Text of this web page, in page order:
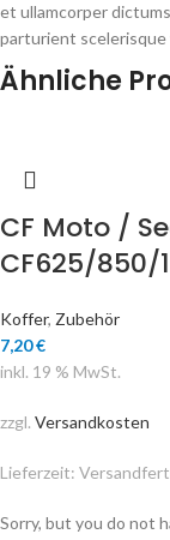
et ullamcorper
parturient
Ähnliche
CF Moto /
CF625/850/
Koffer, Zubehör
7,20€
inkl. 19 % MwSt.
zzgl. Versandkosten
Lieferzeit:
Sorry, but you do not